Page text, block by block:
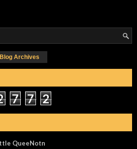
Blog Archives
7 7 2
QueeNotn